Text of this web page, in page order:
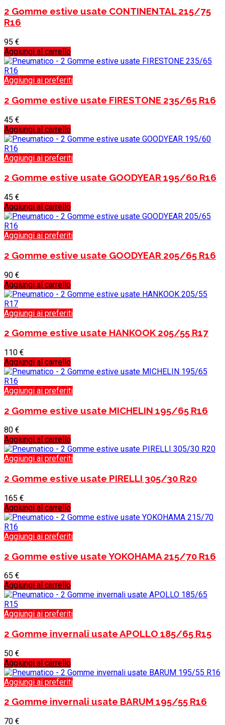
2 Gomme estive usate CONTINENTAL 215/75
R16
95 €
Aggiungi al carrello
Aggiungi ai preferiti
2 Gomme estive usate FIRESTONE 235/65 R16
45 €
Aggiungi al carrello
Aggiungi ai preferiti
2 Gomme estive usate GOODYEAR 195/60 R16
45 €
Aggiungi al carrello
Aggiungi ai preferiti
2 Gomme estive usate GOODYEAR 205/65 R16
90 €
Aggiungi al carrello
Aggiungi ai preferiti
2 Gomme estive usate HANKOOK 205/55 R17
110 €
Aggiungi al carrello
Aggiungi ai preferiti
2 Gomme estive usate MICHELIN 195/65 R16
80 €
Aggiungi al carrello
Aggiungi ai preferiti
2 Gomme estive usate PIRELLI 305/30 R20
165 €
Aggiungi al carrello
Aggiungi ai preferiti
2 Gomme estive usate YOKOHAMA 215/70 R16
65 €
Aggiungi al carrello
Aggiungi ai preferiti
2 Gomme invernali usate APOLLO 185/65 R15
50 €
Aggiungi al carrello
Aggiungi ai preferiti
2 Gomme invernali usate BARUM 195/55 R16
70 €